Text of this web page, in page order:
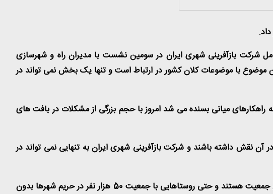
شرکت بازآفرینی شهری ایران در سومین نشست با مدیران راه و شهرسازی
موضوع با موضوعات کلان کشور در ارتباط است و تنها یک بخش نمی تواند در
میانی بسنده می شد امروز با حجم بزرگی از مشکلات در بافت های
داشته باشند و شرکت بازآفرینی شهری ایران به تنهایی نمی تواند در
مدیرعامل شرکت بازآفرینی شهری ایران اظهارکرد: در حال حاضر روستاهای حاشیه شهرهای بزرگ در حال توسعه و افزایش جمعیت هستند و حتی روستاهایی با جمعیت 50 هزار نفر در حریم شهرها بدون